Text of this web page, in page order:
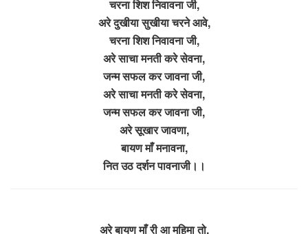
चरना शिश निवावना जी,
अरे दुखीया सुखीया चरने आवे,
चरना शिश निवावना जी,
अरे साचा मनती करे सेवना,
जन्म सफल कर जावना जी,
अरे साचा मनती करे सेवना,
जन्म सफल कर जावना जी,
अरे सूखार जावणा,
बायण माँ मनावना,
नित उठ दर्शन पावनाजी।।
अरे बायण माँ री आ महिमा तो,